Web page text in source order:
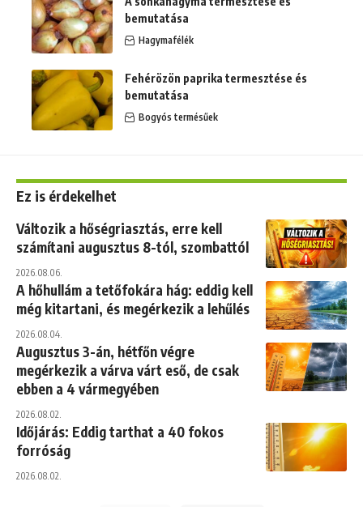
bemutatása
Hagymafélék
Fehérözön paprika termesztése és
bemutatása
Bogyós termésűek
Ez is érdekelhet
Változik a hőségriasztás, erre kell
számítani augusztus 8-tól, szombattól
2026.08.06.
A hőhullám a tetőfokára hág: eddig kell
még kitartani, és megérkezik a lehűlés
2026.08.04.
Augusztus 3-án, hétfőn végre
megérkezik a várva várt eső, de csak
ebben a 4 vármegyében
2026.08.02.
Időjárás: Eddig tarthat a 40 fokos
forróság
2026.08.02.